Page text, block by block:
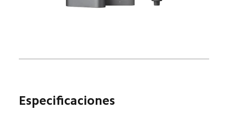
Especificaciones